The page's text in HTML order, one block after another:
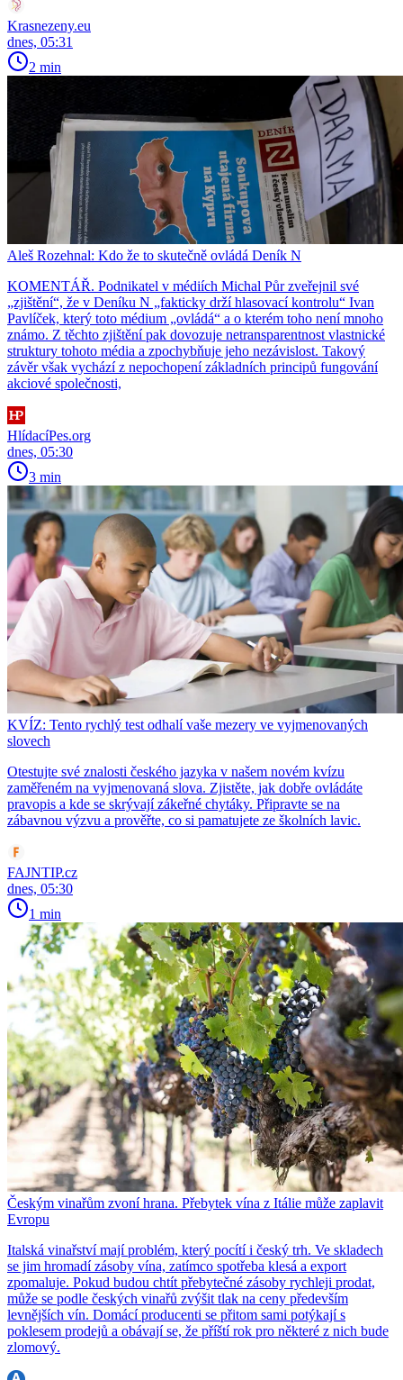
Krasnezeny.eu
dnes, 05:31
2 min
Aleš Rozehnal: Kdo že to skutečně ovládá Deník N
KOMENTÁŘ. Podnikatel v médiích Michal Půr zveřejnil své
„zjištění“, že v Deníku N „fakticky drží hlasovací kontrolu“ Ivan
Pavlíček, který toto médium „ovládá“ a o kterém toho není mnoho
známo. Z těchto zjištění pak dovozuje netransparentnost vlastnické
struktury tohoto média a zpochybňuje jeho nezávislost. Takový
závěr však vychází z nepochopení základních principů fungování
akciové společnosti,
HlídacíPes.org
dnes, 05:30
3 min
KVÍZ: Tento rychlý test odhalí vaše mezery ve vyjmenovaných
slovech
Otestujte své znalosti českého jazyka v našem novém kvízu
zaměřeném na vyjmenovaná slova. Zjistěte, jak dobře ovládáte
pravopis a kde se skrývají zákeřné chytáky. Připravte se na
zábavnou výzvu a prověřte, co si pamatujete ze školních lavic.
FAJNTIP.cz
dnes, 05:30
1 min
Českým vinařům zvoní hrana. Přebytek vína z Itálie může zaplavit
Evropu
Italská vinařství mají problém, který pocítí i český trh. Ve skladech
se jim hromadí zásoby vína, zatímco spotřeba klesá a export
zpomaluje. Pokud budou chtít přebytečné zásoby rychleji prodat,
může se podle českých vinařů zvýšit tlak na ceny především
levnějších vín. Domácí producenti se přitom sami potýkají s
poklesem prodejů a obávají se, že příští rok pro některé z nich bude
zlomový.